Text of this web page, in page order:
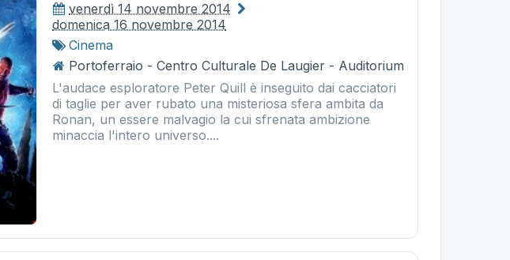
venerdì 14 novembre 2014
domenica 16 novembre 2014
Cinema
Portoferraio - Centro Culturale De Laugier - Auditorium
L'audace esploratore Peter Quill è inseguito dai cacciatori
di taglie per aver rubato una misteriosa sfera ambita da
Ronan, un essere malvagio la cui sfrenata ambizione
minaccia l'intero universo....